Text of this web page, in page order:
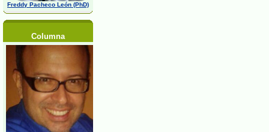
Freddy Pacheco León (PhD)
Columna